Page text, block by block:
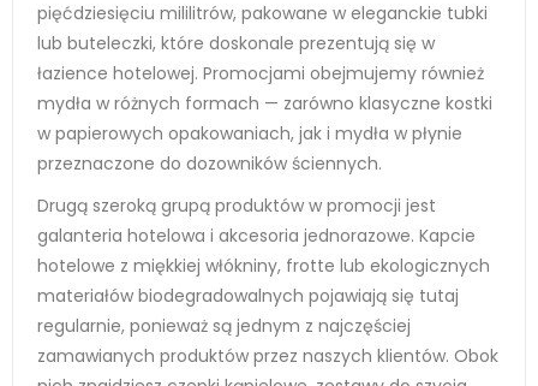
pięćdziesięciu mililitrów, pakowane w eleganckie tubki
lub buteleczki, które doskonale prezentują się w
łazience hotelowej. Promocjami obejmujemy również
mydła w różnych formach — zarówno klasyczne kostki
w papierowych opakowaniach, jak i mydła w płynie
przeznaczone do dozowników ściennych.
Drugą szeroką grupą produktów w promocji jest
galanteria hotelowa i akcesoria jednorazowe. Kapcie
hotelowe z miękkiej włókniny, frotte lub ekologicznych
materiałów biodegradowalnych pojawiają się tutaj
regularnie, ponieważ są jednym z najczęściej
zamawianych produktów przez naszych klientów. Obok